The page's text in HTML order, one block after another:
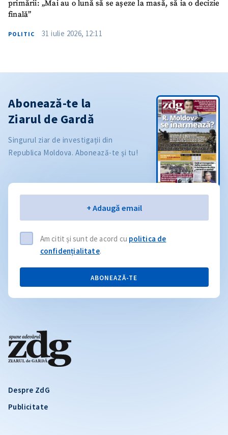
primării: „Mai au o lună să se așeze la masă, să ia o decizie
finală”
POLITIC 31 iulie 2026, 12:11
Despre ZdG
Publicitate
Abonează-te la
Ziarul de Gardă
Singurul ziar de investigații din
Republica Moldova. Abonează-te și tu!
+ Adaugă email
Am citit și sunt de acord cu politica de
confidențialitate.
ABONEAZĂ-TE